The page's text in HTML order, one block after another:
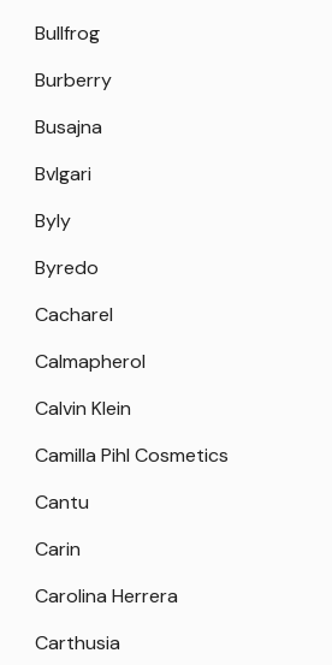
Bullfrog
Burberry
Busajna
Bvlgari
Byly
Byredo
Cacharel
Calmapherol
Calvin Klein
Camilla Pihl Cosmetics
Cantu
Carin
Carolina Herrera
Carthusia